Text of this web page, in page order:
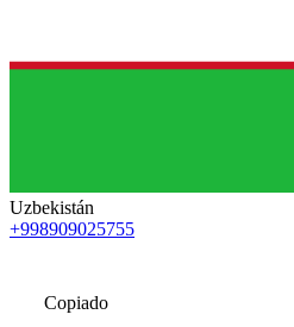
Uzbekistán
+998909025755
Copiado